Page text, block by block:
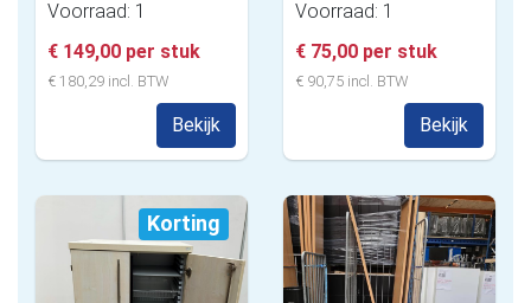
Voorraad: 1
€ 149,00 per stuk
€ 180,29 incl. BTW
Bekijk
Voorraad: 1
€ 75,00 per stuk
€ 90,75 incl. BTW
Bekijk
Korting